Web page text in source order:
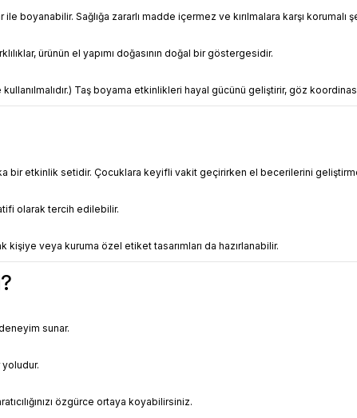
boyanabilir. Sağlığa zararlı madde içermez ve kırılmalara karşı korumalı
ürünün el yapımı doğasının doğal bir göstergesidir.
Taş boyama etkinlikleri hayal gücünü geliştirir, göz
bir etkinlik setidir. Çocuklara keyifli vakit geçirirken el becerilerini
olarak tercih edilebilir.
veya kuruma özel etiket tasarımları da hazırlanabilir.
sunar.
özgürce ortaya koyabilirsiniz.